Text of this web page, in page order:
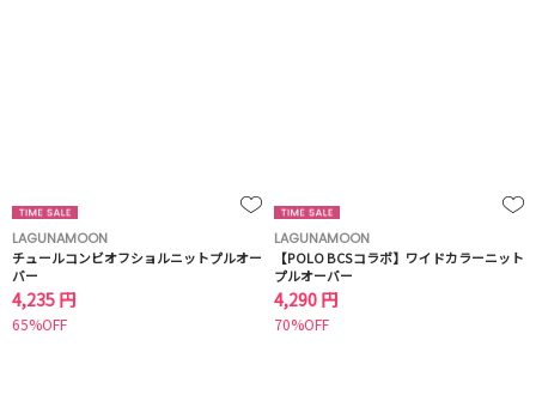
LAGUNAMOON
チュールコンビオフショルニットプルオー
バー
4,235 円
65%OFF
LAGUNAMOON
【POLO BCSコラボ】ワイドカラーニット
プルオーバー
4,290 円
70%OFF